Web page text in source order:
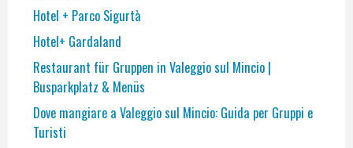
Hotel + Parco Sigurtà
Hotel+ Gardaland
Restaurant für Gruppen in Valeggio sul Mincio |
Busparkplatz & Menüs
Dove mangiare a Valeggio sul Mincio: Guida per Gruppi e
Turisti